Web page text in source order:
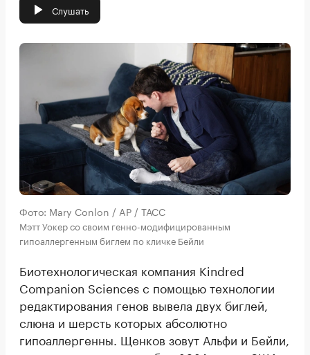
Слушать
Фото: Mary Conlon / AP / ТАСС
Мэтт Уокер со своим генно-модифицированным
гипоаллергенным биглем по кличке Бейли
Биотехнологическая компания Kindred
Companion Sciences с помощью технологии
редактирования генов вывела двух биглей,
слюна и шерсть которых абсолютно
гипоаллергенны. Щенков зовут Альфи и Бейли,